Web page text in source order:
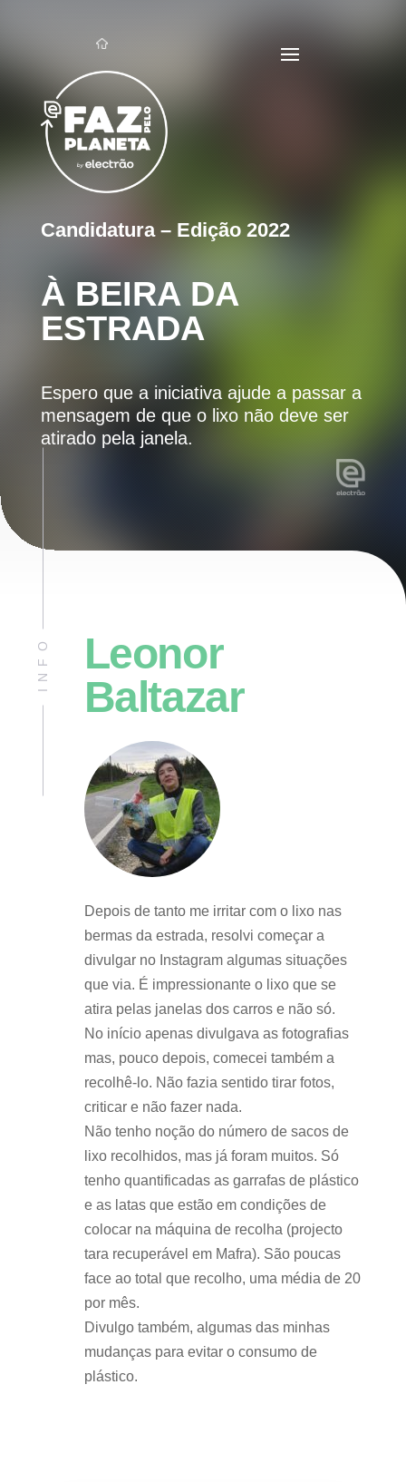
Candidatura – Edição 2022
À BEIRA DA
ESTRADA
Espero que a iniciativa ajude a passar a
mensagem de que o lixo não deve ser
atirado pela janela.
INFO
Leonor
Baltazar
Depois de tanto me irritar com o lixo nas
bermas da estrada, resolvi começar a
divulgar no Instagram algumas situações
que via. É impressionante o lixo que se
atira pelas janelas dos carros e não só.
No início apenas divulgava as fotografias
mas, pouco depois, comecei também a
recolhê-lo. Não fazia sentido tirar fotos,
criticar e não fazer nada.
Não tenho noção do número de sacos de
lixo recolhidos, mas já foram muitos. Só
tenho quantificadas as garrafas de plástico
e as latas que estão em condições de
colocar na máquina de recolha (projecto
tara recuperável em Mafra). São poucas
face ao total que recolho, uma média de 20
por mês.
Divulgo também, algumas das minhas
mudanças para evitar o consumo de
plástico.